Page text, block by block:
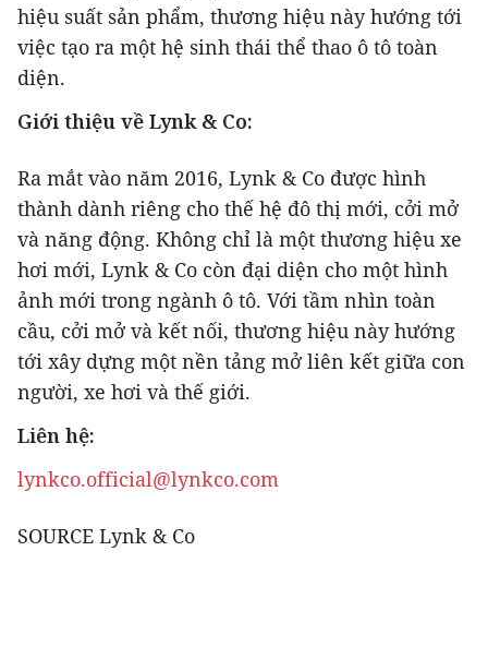
hiệu suất sản phẩm, thương hiệu này hướng tới
việc tạo ra một hệ sinh thái thể thao ô tô toàn
diện.
Giới thiệu về Lynk & Co:
Ra mắt vào năm 2016, Lynk & Co được hình
thành dành riêng cho thế hệ đô thị mới, cởi mở
và năng động. Không chỉ là một thương hiệu xe
hơi mới, Lynk & Co còn đại diện cho một hình
ảnh mới trong ngành ô tô. Với tầm nhìn toàn
cầu, cởi mở và kết nối, thương hiệu này hướng
tới xây dựng một nền tảng mở liên kết giữa con
người, xe hơi và thế giới.
Liên hệ:
lynkco.official@lynkco.com
SOURCE Lynk & Co